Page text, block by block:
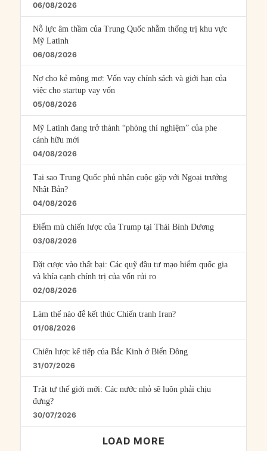
06/08/2026
Nỗ lực âm thầm của Trung Quốc nhằm thống trị khu vực
Mỹ Latinh
06/08/2026
Nợ cho kẻ mộng mơ: Vốn vay chính sách và giới hạn của
việc cho startup vay vốn
05/08/2026
Mỹ Latinh đang trở thành “phòng thí nghiệm” của phe
cánh hữu mới
04/08/2026
Tại sao Trung Quốc phủ nhận cuộc gặp với Ngoại trưởng
Nhật Bản?
04/08/2026
Điểm mù chiến lược của Trump tại Thái Bình Dương
03/08/2026
Đặt cược vào thất bại: Các quỹ đầu tư mạo hiểm quốc gia
và khía cạnh chính trị của vốn rủi ro
02/08/2026
Làm thế nào để kết thúc Chiến tranh Iran?
01/08/2026
Chiến lược kế tiếp của Bắc Kinh ở Biển Đông
31/07/2026
Trật tự thế giới mới: Các nước nhỏ sẽ luôn phải chịu
đựng?
30/07/2026
LOAD MORE